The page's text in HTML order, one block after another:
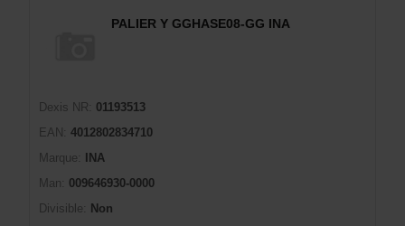
PALIER Y GGHASE08-GG INA
Dexis NR:
01193513
EAN:
4012802834710
Marque:
INA
Man:
009646930-0000
Divisible:
Non